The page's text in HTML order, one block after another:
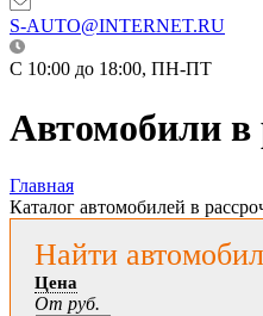
S-AUTO@INTERNET.RU
C 10:00 до 18:00, ПН-ПТ
Автомобили в
Главная
Каталог автомобилей в
Найти
Цена
От руб.